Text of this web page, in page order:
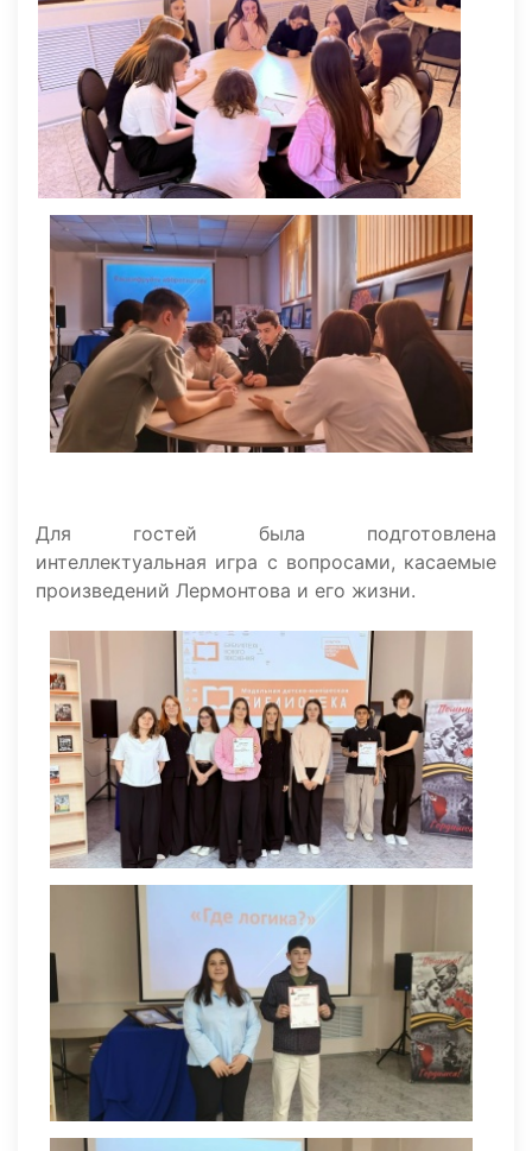
Для гостей была подготовлена
интеллектуальная игра с вопросами, касаемые
произведений Лермонтова и его жизни.